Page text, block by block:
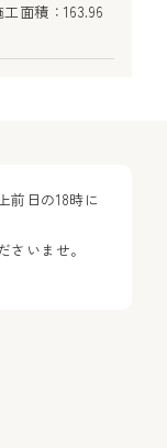
面積：163.96
前日の18時に
いませ。